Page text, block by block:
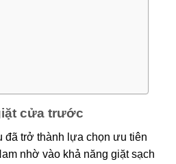
cửa trước
đã trở thành lựa chọn ưu tiên
nhờ vào khả năng giặt sạch